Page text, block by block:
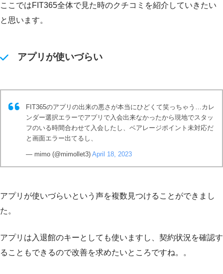
ここではFIT365全体で見た時のクチコミを紹介していきたい
と思います。
アプリが使いづらい
FIT365のアプリの出来の悪さが本当にひどくて笑っちゃう…カレ
ンダー選択エラーでアプリで入会出来なかったから現地でスタッ
フのいる時間合わせて入会したし、ベアレージポイント未対応だ
と画面エラー出てるし、
— mimo (@mimollet3) April 18, 2023
アプリが使いづらいという声を複数見つけることができまし
た。
アプリは入退館のキーとしても使いますし、契約状況を確認す
ることもできるので改善を求めたいところですね。。